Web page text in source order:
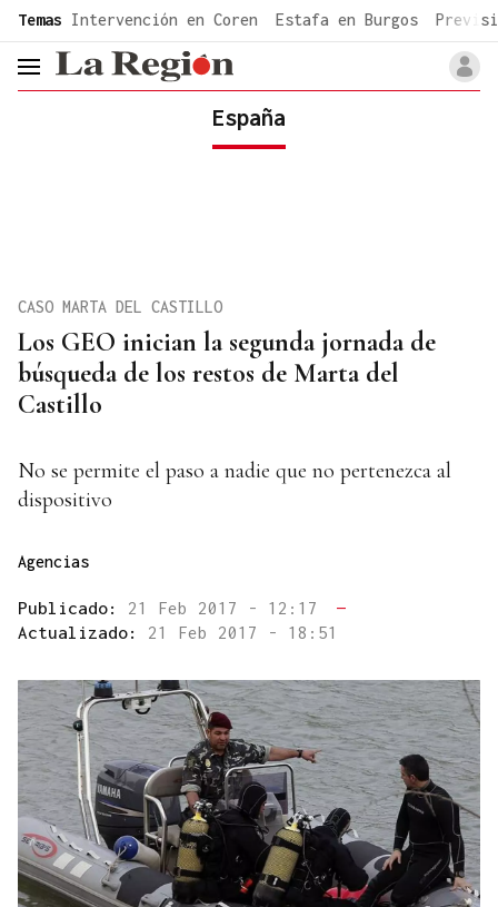
common.go-to-content
Temas Intervención en Coren Estafa en Burgos
header.menu.open
España
Los GEO inician la segunda jornada de
búsqueda de los restos de Marta del
Castillo
CASO MARTA DEL CASTILLO
No se permite el paso a nadie que no pertenezca al
dispositivo
Agencias
Publicado: 21 Feb 2017 - 12:17
—
Actualizado: 21 Feb 2017 - 18:51